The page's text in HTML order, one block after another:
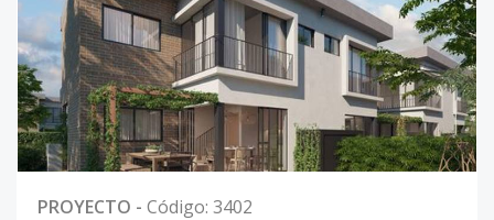
PROYECTO - Código: 3402